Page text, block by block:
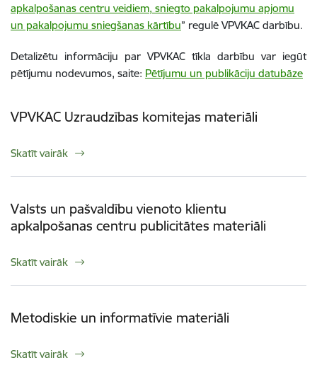
apkalpošanas centru veidiem, sniegto pakalpojumu apjomu
un pakalpojumu sniegšanas kārtību” regulē VPVKAC darbību.
Detalizētu informāciju par VPVKAC tīkla darbību var iegūt
pētījumu nodevumos, saite: Pētījumu un publikāciju datubāze
VPVKAC Uzraudzības komitejas materiāli
Skatīt vairāk
Valsts un pašvaldību vienoto klientu
apkalpošanas centru publicitātes materiāli
Skatīt vairāk
Metodiskie un informatīvie materiāli
Skatīt vairāk